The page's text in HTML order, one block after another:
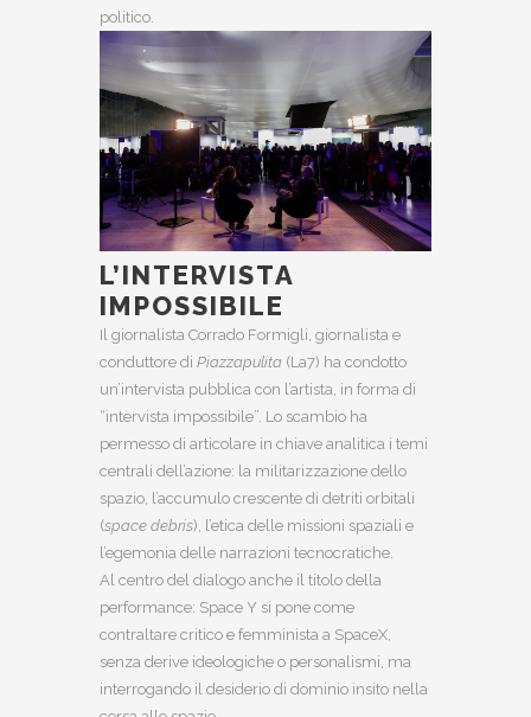
politico.
L’INTERVISTA
IMPOSSIBILE
Il giornalista Corrado Formigli, giornalista e
conduttore di Piazzapulita (La7) ha condotto
un’intervista pubblica con l’artista, in forma di
“intervista impossibile”. Lo scambio ha
permesso di articolare in chiave analitica i temi
centrali dell’azione: la militarizzazione dello
spazio, l’accumulo crescente di detriti orbitali
(space debris), l’etica delle missioni spaziali e
l’egemonia delle narrazioni tecnocratiche.
Al centro del dialogo anche il titolo della
performance: Space Y si pone come
contraltare critico e femminista a SpaceX,
senza derive ideologiche o personalismi, ma
interrogando il desiderio di dominio insito nella